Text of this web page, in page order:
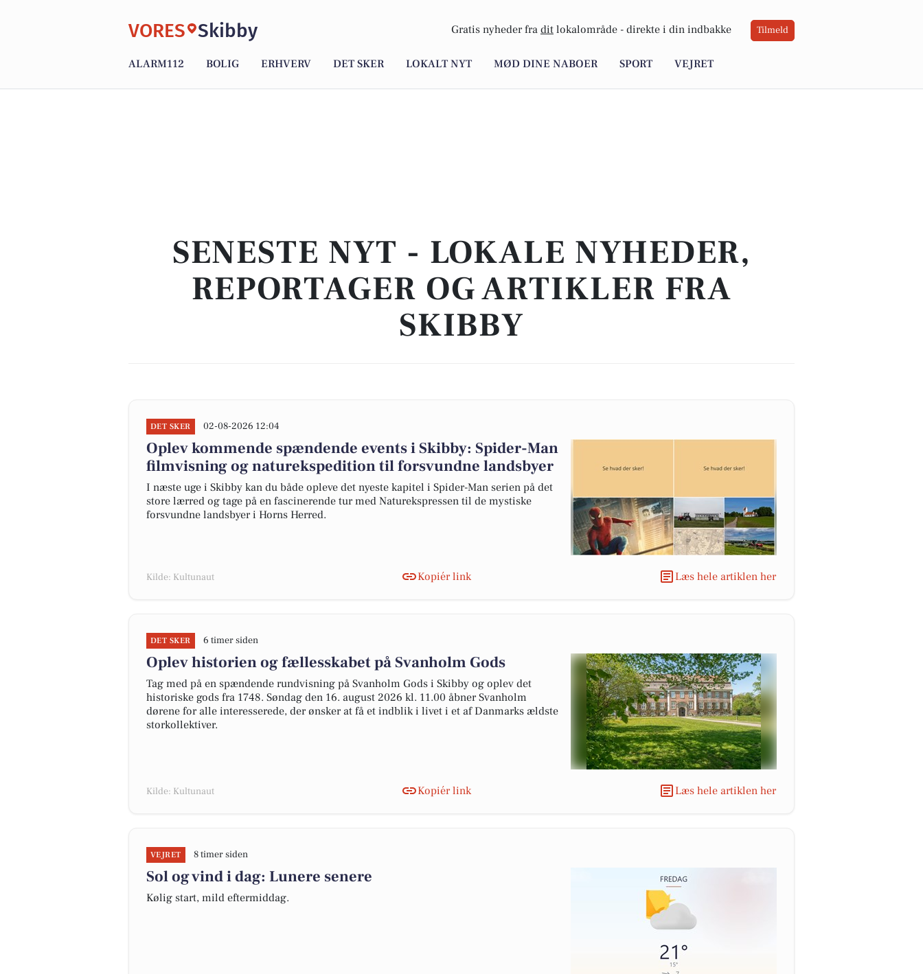
VORES Skibby Gratis nyheder fra dit lokalområde - direkte i din indbakke Tilmeld
ALARM112 BOLIG ERHVERV DET SKER LOKALT NYT MØD DINE NABOER SPORT VEJRET
SENESTE NYT - LOKALE NYHEDER,
REPORTAGER OG ARTIKLER FRA
SKIBBY
DET SKER 02-08-2026 12:04
Oplev kommende spændende events i Skibby: Spider-Man
filmvisning og naturekspedition til forsvundne landsbyer
I næste uge i Skibby kan du både opleve det nyeste kapitel i Spider-Man serien på det
store lærred og tage på en fascinerende tur med Naturekspressen til de mystiske
forsvundne landsbyer i Horns Herred.
Kilde: Kultunaut Kopiér link Læs hele artiklen her
DET SKER 6 timer siden
Oplev historien og fællesskabet på Svanholm Gods
Tag med på en spændende rundvisning på Svanholm Gods i Skibby og oplev det
historiske gods fra 1748. Søndag den 16. august 2026 kl. 11.00 åbner Svanholm
dørene for alle interesserede, der ønsker at få et indblik i livet i et af Danmarks ældste
storkollektiver.
Kilde: Kultunaut Kopiér link Læs hele artiklen her
VEJRET 8 timer siden
Sol og vind i dag: Lunere senere
Kølig start, mild eftermiddag.